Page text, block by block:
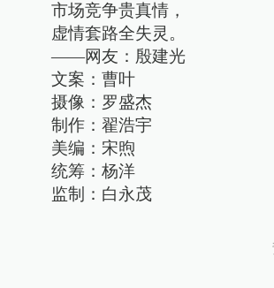
市场竞争贵真情，
虚情套路全失灵。
——网友：殷建光
文案：曹叶
摄像：罗盛杰
制作：翟浩宇
美编：宋煦
统筹：杨洋
监制：白永茂